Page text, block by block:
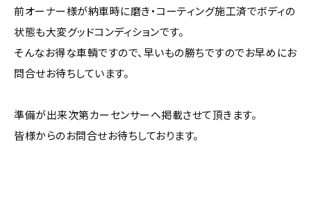
前オーナー様が納車時に磨き・コーティング施工済でボディの
状態も大変グッドコンディションです。
そんなお得な車輌ですので、早いもの勝ちですのでお早めにお
問合せお待ちしています。
準備が出来次第カーセンサーへ掲載させて頂きます。
皆様からのお問合せお待ちしております。